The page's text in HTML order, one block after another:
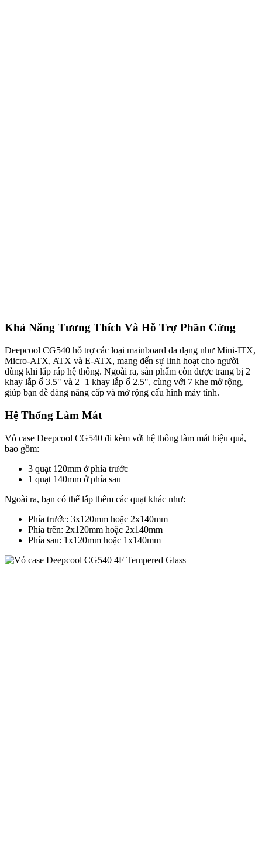
Khả Năng Tương Thích Và Hỗ Trợ Phần Cứng
Deepcool CG540 hỗ trợ các loại mainboard đa dạng như Mini-ITX,
Micro-ATX, ATX và E-ATX, mang đến sự linh hoạt cho người
dùng khi lắp ráp hệ thống. Ngoài ra, sản phẩm còn được trang bị 2
khay lắp ổ 3.5" và 2+1 khay lắp ổ 2.5", cùng với 7 khe mở rộng,
giúp bạn dễ dàng nâng cấp và mở rộng cấu hình máy tính.
Hệ Thống Làm Mát
Vỏ case Deepcool CG540 đi kèm với hệ thống làm mát hiệu quả,
bao gồm:
3 quạt 120mm ở phía trước
1 quạt 140mm ở phía sau
Ngoài ra, bạn có thể lắp thêm các quạt khác như:
Phía trước: 3x120mm hoặc 2x140mm
Phía trên: 2x120mm hoặc 2x140mm
Phía sau: 1x120mm hoặc 1x140mm